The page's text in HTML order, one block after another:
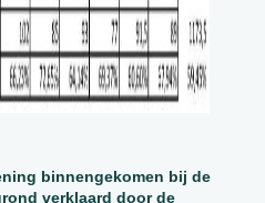
binnengekomen bij de
verklaard door de